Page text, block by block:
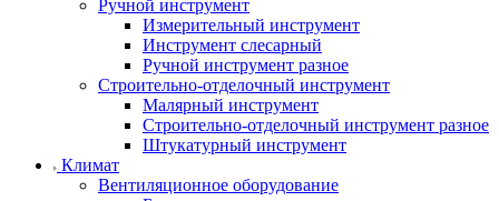
Ручной инструмент
Измерительный инструмент
Инструмент слесарный
Ручной инструмент разное
Строительно-отделочный инструмент
Малярный инструмент
Строительно-отделочный инструмент разное
Штукатурный инструмент
Климат
Вентиляционное оборудование